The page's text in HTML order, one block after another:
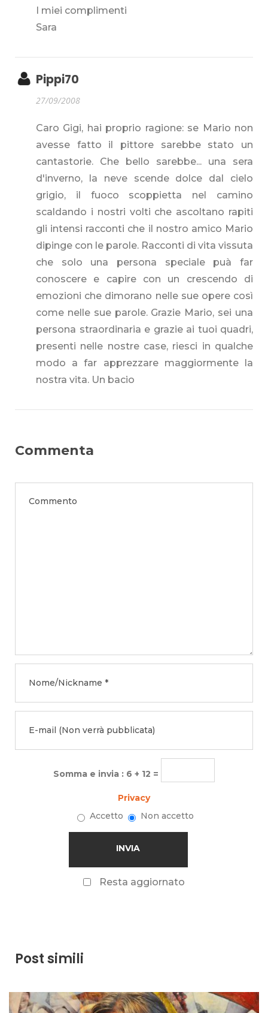
I miei complimenti
Sara
Pippi70
27/09/2008
Caro Gigi, hai proprio ragione: se Mario non
avesse fatto il pittore sarebbe stato un
cantastorie. Che bello sarebbe... una sera
d'inverno, la neve scende dolce dal cielo
grigio, il fuoco scoppietta nel camino
scaldando i nostri volti che ascoltano rapiti
gli intensi racconti che il nostro amico Mario
dipinge con le parole. Racconti di vita vissuta
che solo una persona speciale puà far
conoscere e capire con un crescendo di
emozioni che dimorano nelle sue opere così
come nelle sue parole. Grazie Mario, sei una
persona straordinaria e grazie ai tuoi quadri,
presenti nelle nostre case, riesci in qualche
modo a far apprezzare maggiormente la
nostra vita. Un bacio
Commenta
Somma e invia : 6 + 12 =
Privacy
Accetto
Non accetto
Resta aggiornato
Post simili